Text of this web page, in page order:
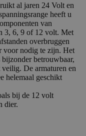
al jaren 24 Volt en
heeft u
van
3, 6, 9 of 12 volt. Met
overbruggen
voor nodig te zijn. Het
betrouwbaar,
De armaturen en
helemaal geschikt
bij de 12 volt
dier.